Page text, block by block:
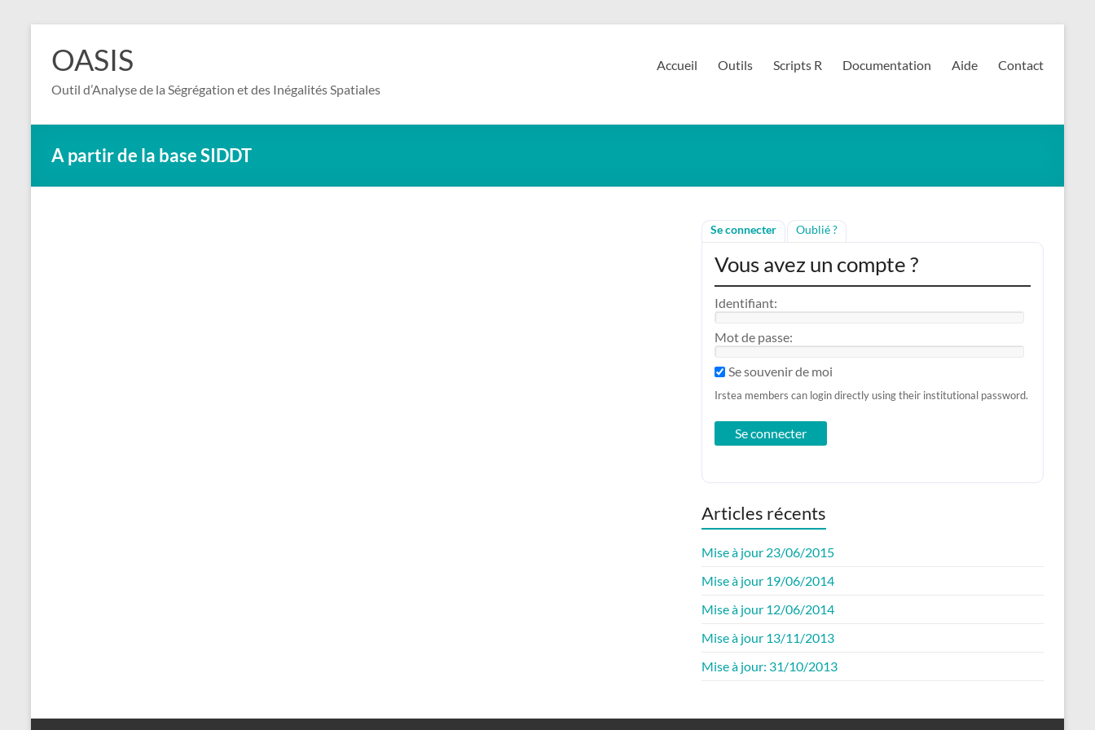
contenu
OASIS
Outil d’Analyse de la Ségrégation et des Inégalités Spatiales
Accueil Outils Scripts R Documentation Aide Contact
A partir de la base SIDDT
Se connecter Oublié ?
Vous avez un compte ?
Identifiant:
Mot de passe:
Se souvenir de moi
Irstea members can login directly using their institutional password.
Articles récents
Mise à jour 23/06/2015
Mise à jour 19/06/2014
Mise à jour 12/06/2014
Mise à jour 13/11/2013
Mise à jour: 31/10/2013